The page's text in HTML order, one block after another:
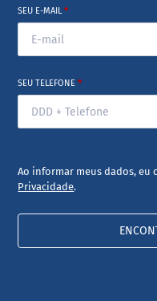
SEU E-MAIL*
SEU TELEFONE*
Ao informar meus dados, eu
Privacidade.